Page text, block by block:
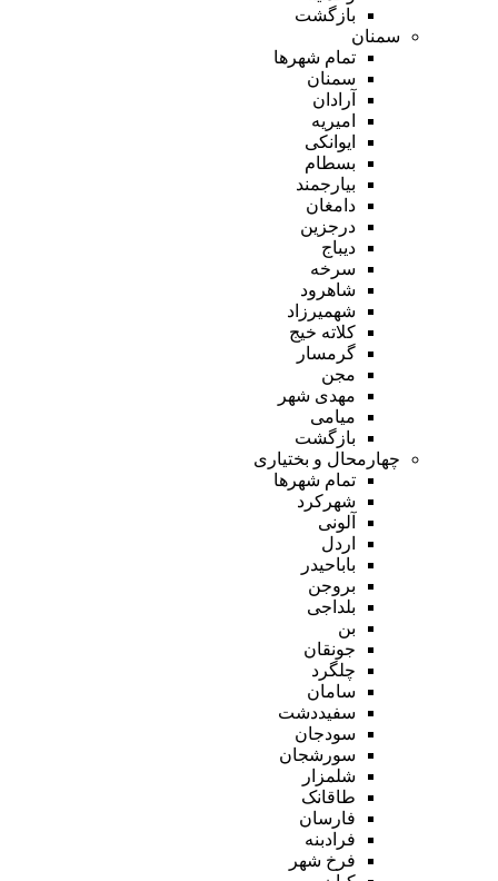
بازگشت
سمنان
تمام شهر‌ها
سمنان
آرادان
امیریه
ایوانکی
بسطام
بیارجمند
دامغان
درجزین
دیباج
سرخه
شاهرود
شهمیرزاد
کلاته خیج
گرمسار
مجن
مهدی شهر
میامی
بازگشت
چهارمحال و بختیاری
تمام شهر‌ها
شهرکرد
آلونی
اردل
باباحیدر
بروجن
بلداجی
بن
جونقان
چلگرد
سامان
سفیددشت
سودجان
سورشجان
شلمزار
طاقانک
فارسان
فرادبنه
فرخ شهر